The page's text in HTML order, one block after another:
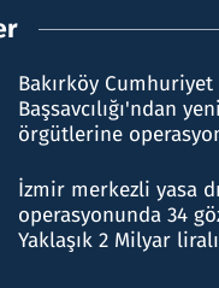
Bakırköy Cumhuriyet
Başsavcılığı'ndan
örgütlerine
İzmir merkezli yasa
operasyonunda 34
Yaklaşık 2 Milyar